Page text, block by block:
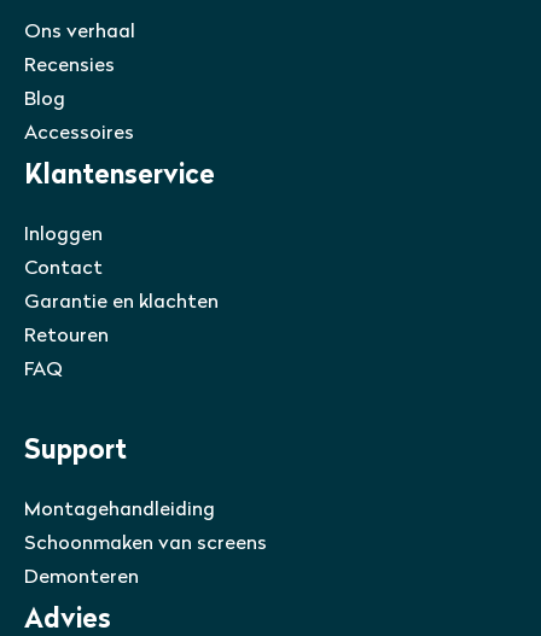
Ons verhaal
Recensies
Blog
Accessoires
Klantenservice
Inloggen
Contact
Garantie en klachten
Retouren
FAQ
Support
Montagehandleiding
Schoonmaken van screens
Demonteren
Advies